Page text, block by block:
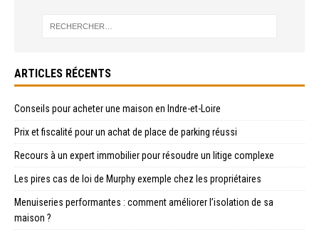
ARTICLES RÉCENTS
Conseils pour acheter une maison en Indre-et-Loire
Prix et fiscalité pour un achat de place de parking réussi
Recours à un expert immobilier pour résoudre un litige complexe
Les pires cas de loi de Murphy exemple chez les propriétaires
Menuiseries performantes : comment améliorer l’isolation de sa
maison ?